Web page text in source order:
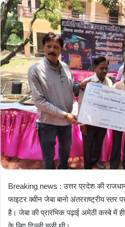
n
d
a
n
e
m
a
l
Breaking news : उत्तर प्रदेश की
फाइटर क्वीन जेबा बानो अंतरराष्ट्रीय
है। जेबा की प्रारंभिक पढ़ाई अमेठी कस्बे में